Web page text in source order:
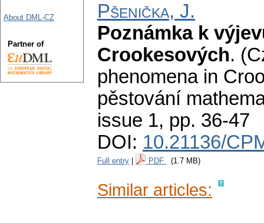
Pšenička, J.
Poznámka k
Crookesových.
phenomena in
pěstování
issue 1, pp. 36-47
DOI: 10.21136/
Full entry PDF (1.7 MB)
Similar articles:
About DML-CZ
Partner of